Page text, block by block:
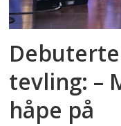
tevling: –
håpe på